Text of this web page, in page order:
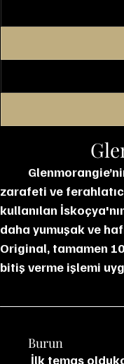
zarafeti ve
kullanılan
daha yumuşak ve
Original, tamamen
bitiş verme işlemi
	Burun